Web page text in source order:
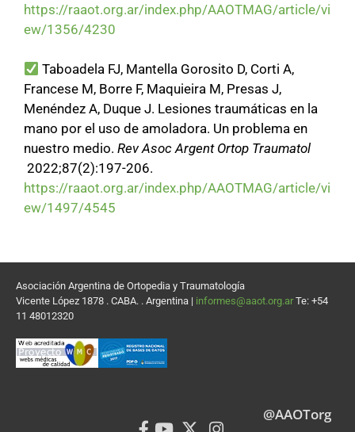
https://raaot.org.ar/index.php/AAOTMAG/article/vi
ew/1356/4230
Taboadela FJ, Mantella Gorosito D, Corti A,
Francese M, Borre F, Maquieira M, Presas J,
Menéndez A, Duque J. Lesiones traumáticas en la
mano por el uso de amoladora. Un problema en
nuestro medio. Rev Asoc Argent Ortop Traumatol
2022;87(2):197-206.
https://raaot.org.ar/index.php/AAOTMAG/article/vi
ew/1497/4545
Asociación Argentina de Ortopedia y Traumatología
Vicente López 1878 . CABA. . Argentina | informes@aaot.org.ar Te: +54
11 48012320
@AAOTorg